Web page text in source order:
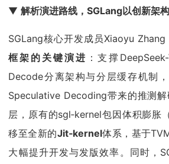
▼解析演进路线，SGLang以创新架
SGLang核心开发成员Xiaoyu Zhang
框架的关键演进 ：支撑
Decode分离架构与分层缓存机制
Speculative Decoding带来的推测
层，原有的sgl‑kernel包因体积膨胀
移至全新的Jit‑kernel体系，基于
大幅提升开发与发版效率。同时，